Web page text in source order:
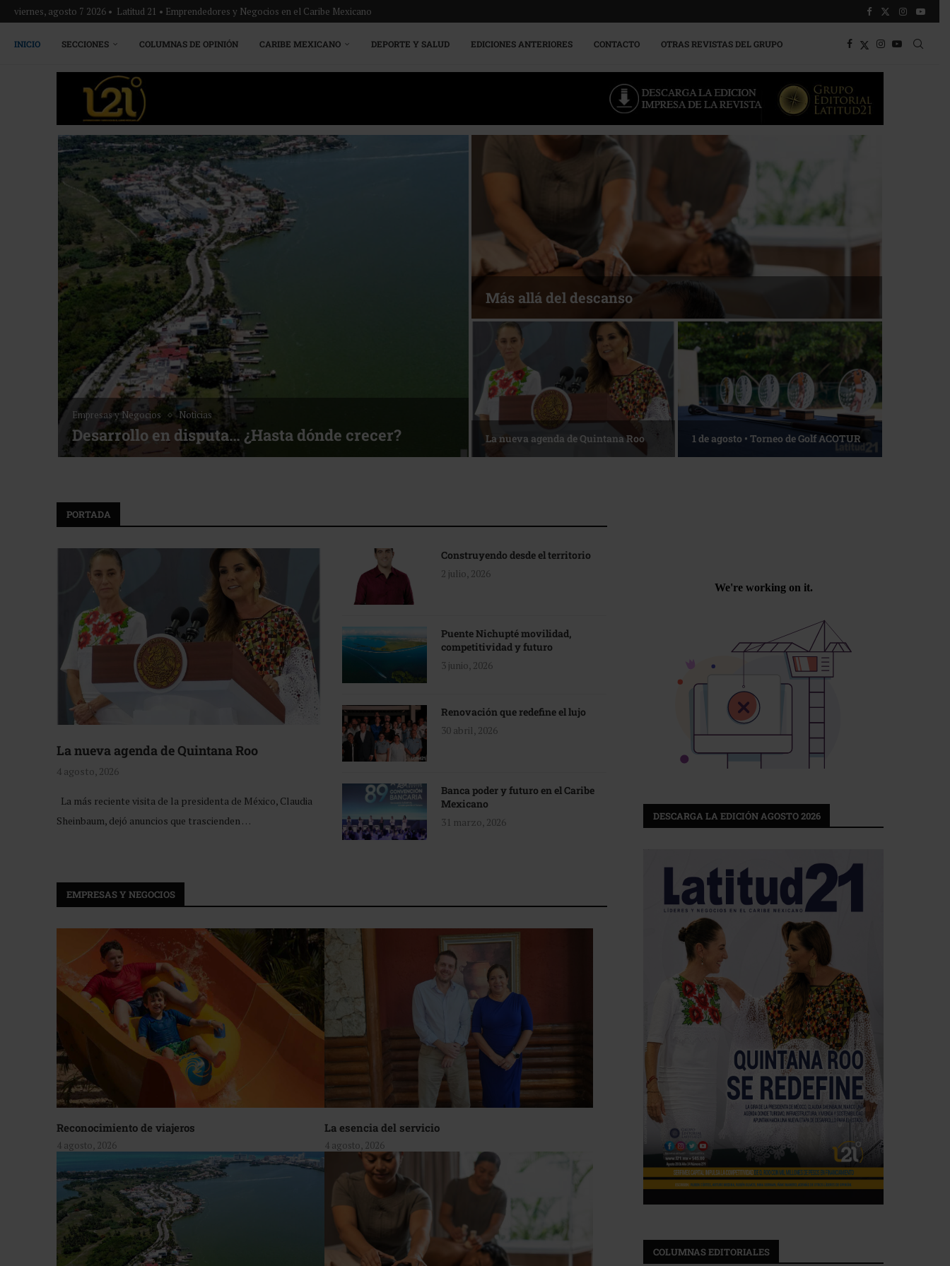
viernes, agosto 7 2026 • Latitud 21 • Emprendedores y Negocios en el Caribe Mexicano
INICIO SECCIONES COLUMNAS DE OPINIÓN CARIBE MEXICANO DEPORTE Y SALUD EDICIONES ANTERIORES CONTACTO OTRAS REVISTAS DEL GRUPO
Empresas y Negocios Noticias
Desarrollo en disputa… ¿Hasta dónde crecer?
Más allá del descanso
La nueva agenda de Quintana Roo 1 de agosto • Torneo de Golf ACOTUR
PORTADA
La nueva agenda de Quintana Roo
4 agosto, 2026
La más reciente visita de la presidenta de México, Claudia
Sheinbaum, dejó anuncios que trascienden …
Construyendo desde el territorio
2 julio, 2026
Puente Nichupté movilidad,
competitividad y futuro
3 junio, 2026
Renovación que redefine el lujo
30 abril, 2026
Banca poder y futuro en el Caribe
Mexicano
31 marzo, 2026
EMPRESAS Y NEGOCIOS
Reconocimiento de viajeros
4 agosto, 2026
La esencia del servicio
4 agosto, 2026
DESCARGA LA EDICIÓN AGOSTO 2026
COLUMNAS EDITORIALES